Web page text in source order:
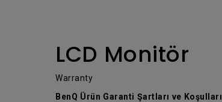
LCD Monitör
Warranty
BenQ Ürün Garanti Şartları ve Koşulları